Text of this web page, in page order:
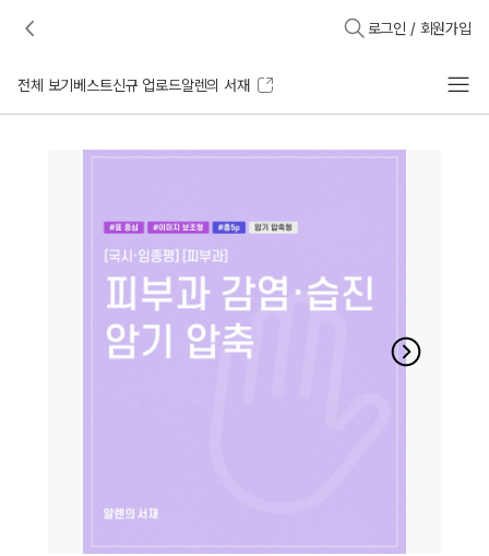
로그인 / 회원가입
전체 보기 베스트신규 업로드알렌의 서재